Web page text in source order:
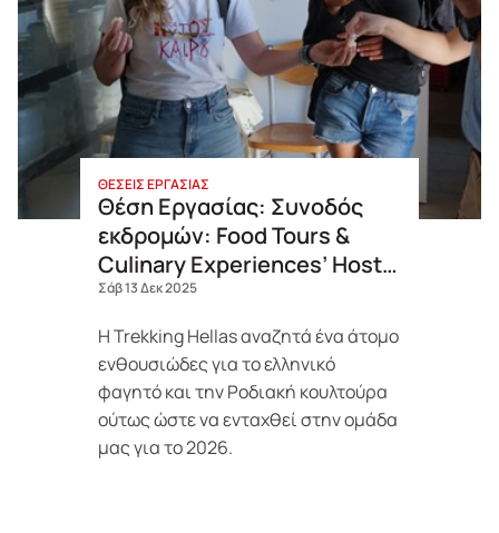
ΘΕΣΕΙΣ ΕΡΓΑΣΙΑΣ
Θέση Εργασίας: Συνοδός
εκδρομών: Food Tours &
Culinary Experiences’ Host –
Ρόδος
Σάβ 13 Δεκ 2025
Η Trekking Hellas αναζητά έναάτομο
ενθουσιώδες για το ελληνικό
φαγητό και την Ροδιακή κουλτούρα
ούτως ώστε να ενταχθεί στην ομάδα
μας για το 2026.